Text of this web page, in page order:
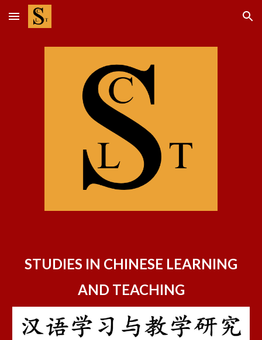
Skip to main content Skip to navigation
STUDIES IN CHINESE LEARNING
AND TEACHING